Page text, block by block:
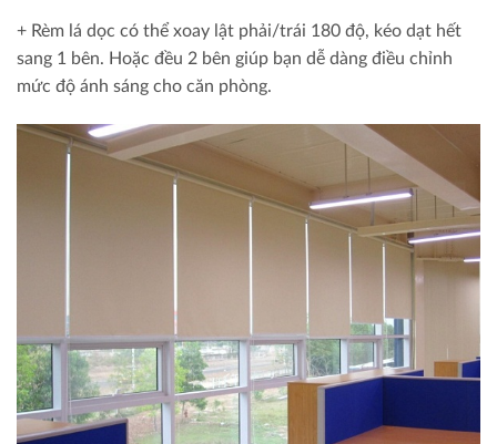
+ Rèm lá dọc có thể xoay lật phải/trái 180 độ, kéo dạt hết
sang 1 bên. Hoặc đều 2 bên giúp bạn dễ dàng điều chỉnh
mức độ ánh sáng cho căn phòng.